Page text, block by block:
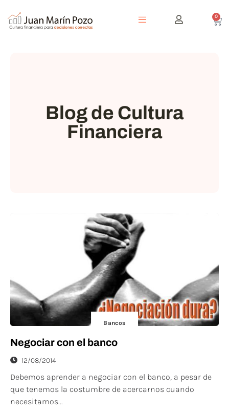
0
Blog de Cultura
Financiera
Bancos
Negociar con el banco
12/08/2014
Debemos aprender a negociar con el banco, a pesar de
que tenemos la costumbre de acercarnos cuando
necesitamos...